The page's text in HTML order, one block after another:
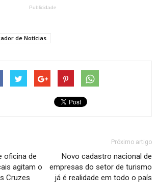
Publicidade
de Notícias
oficina de
agitam o
Cruzes
Próximo artigo
Novo cadastro nacional de
empresas do setor de turismo
já é realidade em todo o país